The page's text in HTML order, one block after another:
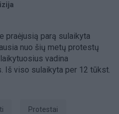
praėjusią parą sulaikyta
nuo šių metų protestų
vadina
Iš viso sulaikyta per 12 tūkst.
protestai